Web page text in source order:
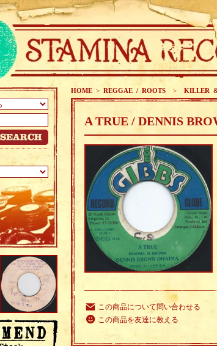
HOME > REGGAE / ROOTS > KILLER
A TRUE / DENNIS
この商品について問い合わせる
この商品を友達に教える